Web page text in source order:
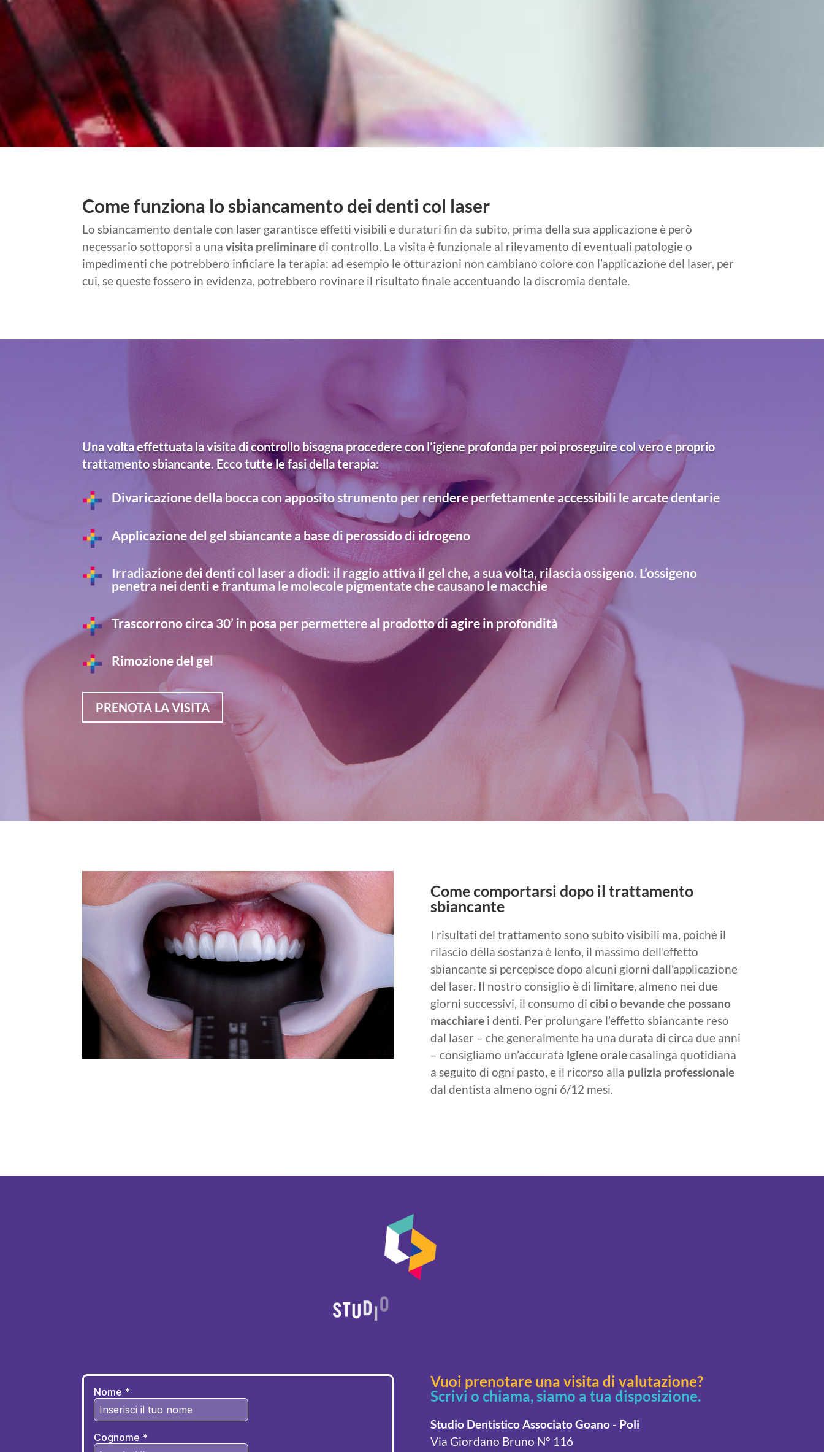
Come funziona lo sbiancamento dei denti col laser
Lo sbiancamento dentale con laser garantisce effetti visibili e duraturi fin da subito, prima della sua applicazione è però
necessario sottoporsi a unavisita preliminaredi controllo. La visita è funzionale al rilevamento di eventuali patologie o
impedimenti che potrebbero inficiare la terapia: ad esempio le otturazioni non cambiano colore con l’applicazione del laser, per
cui, se queste fossero in evidenza, potrebbero rovinare il risultato finale accentuando la discromia dentale.
Una volta effettuata la visita di controllo bisogna procedere con l’igiene profonda per poi proseguire col vero e proprio
trattamento sbiancante. Ecco tutte le fasi della terapia:
Divaricazione della bocca con apposito strumento per rendere perfettamente accessibili le arcate dentarie
Applicazione del gel sbiancante a base di perossido di idrogeno
Irradiazione dei denti col laser a diodi: il raggio attiva il gel che, a sua volta, rilascia ossigeno. L’ossigeno
penetra nei denti e frantuma le molecole pigmentate che causano le macchie
Trascorrono circa 30’ in posa per permettere al prodotto di agire in profondità
Rimozione del gel
PRENOTA LA VISITA
Come comportarsi dopo il trattamento
sbiancante
I risultati del trattamento sono subito visibili ma, poiché il
rilascio della sostanza è lento, il massimo dell’effetto
sbiancante si percepisce dopo alcuni giorni dall’applicazione
del laser. Il nostro consiglio è di limitare, almeno nei due
giorni successivi, il consumo di cibi o bevande che possano
macchiarei denti. Per prolungare l’effetto sbiancante reso
dal laser – che generalmente ha una durata di circa due anni
– consigliamo un’accurata igiene oralecasalinga quotidiana
a seguito di ogni pasto, e il ricorso alla pulizia professionale
dal dentista almeno ogni 6/12 mesi.
Vuoi prenotare una visita di valutazione?
Scrivi o chiama, siamo a tua disposizione.
Studio Dentistico AssociatoGoano- Poli
Via Giordano Bruno N° 116